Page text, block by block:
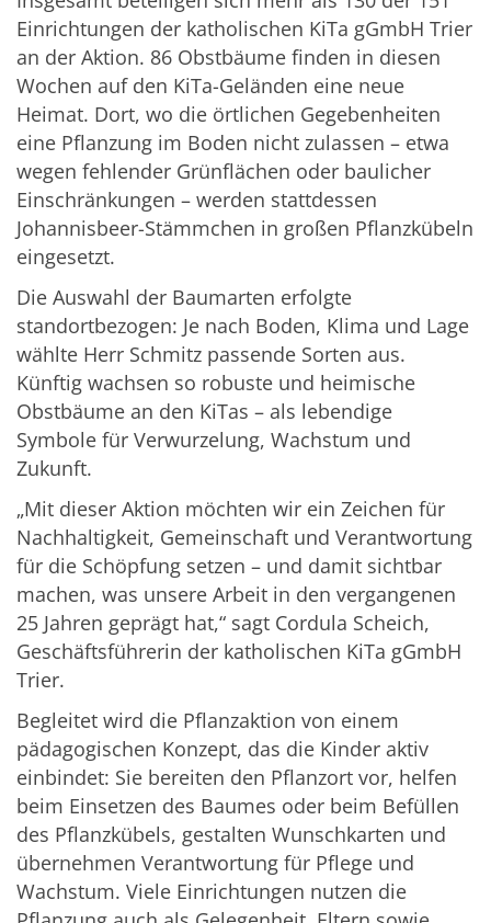
Einrichtungen der katholischen KiTa gGmbH Trier
an der Aktion. 86 Obstbäume finden in diesen
Wochen auf den KiTa-Geländen eine neue
Heimat. Dort, wo die örtlichen Gegebenheiten
eine Pflanzung im Boden nicht zulassen – etwa
wegen fehlender Grünflächen oder baulicher
Einschränkungen – werden stattdessen
Johannisbeer-Stämmchen in großen Pflanzkübeln
eingesetzt.
Die Auswahl der Baumarten erfolgte
standortbezogen: Je nach Boden, Klima und Lage
wählte Herr Schmitz passende Sorten aus.
Künftig wachsen so robuste und heimische
Obstbäume an den KiTas – als lebendige
Symbole für Verwurzelung, Wachstum und
Zukunft.
„Mit dieser Aktion möchten wir ein Zeichen für
Nachhaltigkeit, Gemeinschaft und Verantwortung
für die Schöpfung setzen – und damit sichtbar
machen, was unsere Arbeit in den vergangenen
25 Jahren geprägt hat,“ sagt Cordula Scheich,
Geschäftsführerin der katholischen KiTa gGmbH
Trier.
Begleitet wird die Pflanzaktion von einem
pädagogischen Konzept, das die Kinder aktiv
einbindet: Sie bereiten den Pflanzort vor, helfen
beim Einsetzen des Baumes oder beim Befüllen
des Pflanzkübels, gestalten Wunschkarten und
übernehmen Verantwortung für Pflege und
Wachstum. Viele Einrichtungen nutzen die